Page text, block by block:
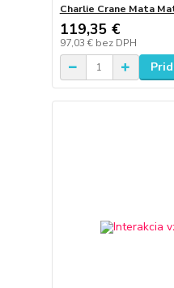
Charlie Crane Mata
119,35 €
97,03 € bez DPH